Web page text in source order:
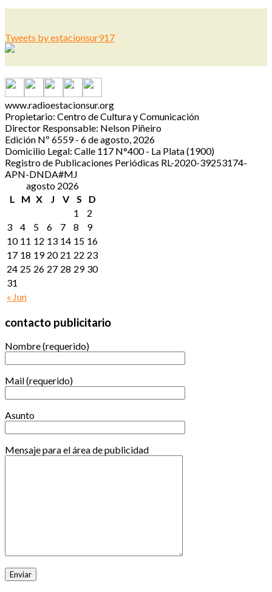
Tweets by estacionsur917
www.radioestacionsur.org
Propietario: Centro de Cultura y Comunicación
Director Responsable: Nelson Piñeiro
Edición Nº 6559 - 6 de agosto, 2026
Domicilio Legal: Calle 117 N°400 - La Plata (1900)
Registro de Publicaciones Periódicas RL-2020-39253174-
APN-DNDA#MJ
agosto 2026
L
M X J V S D
« Jun
1
2
3
4 5 6 7 8
9
10 11 12 13 14 15 16
17 18 19 20 21 22 23
24 25 26 27 28 29 30
31
contacto publicitario
Nombre (requerido)
Mail (requerido)
Asunto
Mensaje para el área de publicidad